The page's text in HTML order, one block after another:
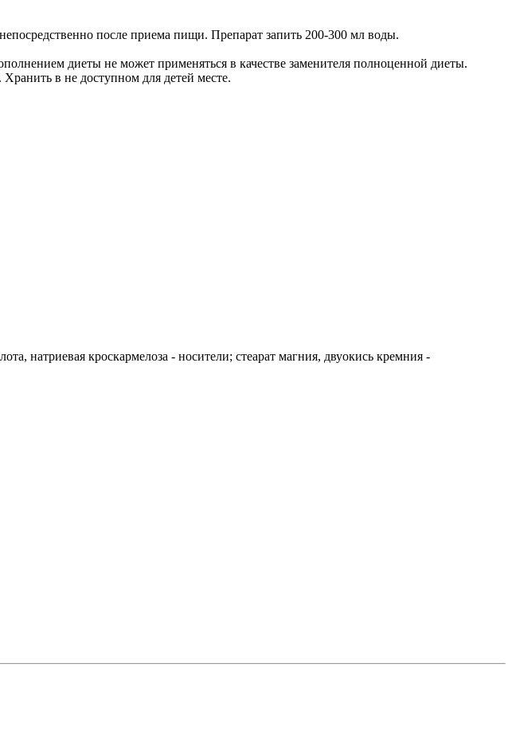
после приема пищи. Препарат запить 200-300 мл воды.
диеты не может применяться в качестве заменителя полноценной диеты.
в не доступном для детей месте.
натриевая кроскармелоза - носители; стеарат магния, двуокись кремния -